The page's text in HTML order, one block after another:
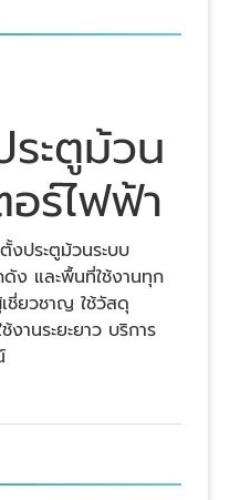
ะตูม้วน
อร์ไฟฟ้า
งประตูม้วนระบบ
ดัง และพื้นที่ใช้งานทุก
ชี่ยวชาญ ใช้วัสดุ
านระยะยาว บริการ